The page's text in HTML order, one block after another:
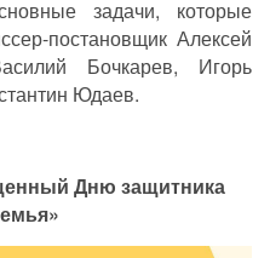
задачи, которые
постановщик Алексей
Бочкарев, Игорь
Юдаев.
Дню защитника